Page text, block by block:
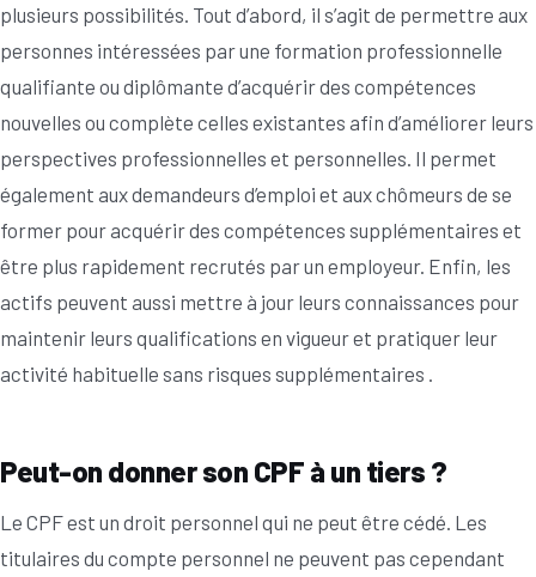
plusieurs possibilités. Tout d’abord, il s’agit de permettre aux
personnes intéressées par une formation professionnelle
qualifiante ou diplômante d’acquérir des compétences
nouvelles ou complète celles existantes afin d’améliorer leurs
perspectives professionnelles et personnelles. Il permet
également aux demandeurs d’emploi et aux chômeurs de se
former pour acquérir des compétences supplémentaires et
être plus rapidement recrutés par un employeur. Enfin, les
actifs peuvent aussi mettre à jour leurs connaissances pour
maintenir leurs qualifications en vigueur et pratiquer leur
activité habituelle sans risques supplémentaires .
Peut-on donner son CPF à un tiers ?
Le CPF est un droit personnel qui ne peut être cédé. Les
titulaires du compte personnel ne peuvent pas cependant